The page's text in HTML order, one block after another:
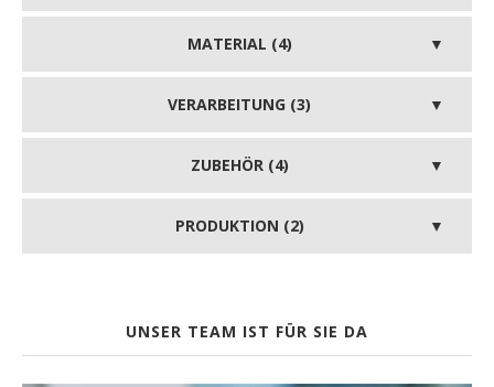
MATERIAL (4)
VERARBEITUNG (3)
ZUBEHÖR (4)
PRODUKTION (2)
UNSER TEAM IST FÜR SIE DA